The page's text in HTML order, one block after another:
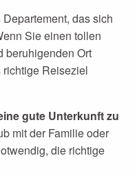
das sich
Sie einen tollen
beruhigenden Ort
Reiseziel
gute Unterkunft zu
mit der Familie oder
die richtige